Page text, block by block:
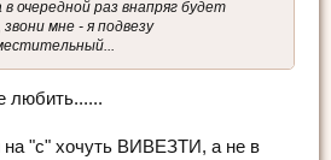
очередной раз внапряг будет
мне - я подвезу
любить......
на "с" хочуть ВИВЕЗТИ, а не в